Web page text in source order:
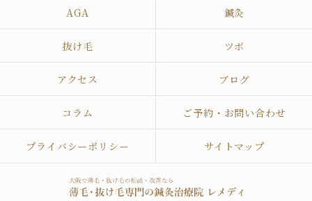
AGA 鍼灸
抜け毛 ツボ
アクセス ブログ
コラム ご予約・お問い合わせ
プライバシーポリシー サイトマップ